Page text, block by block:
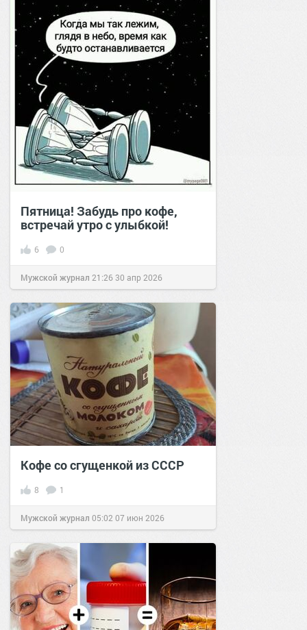
Пятница! Забудь про кофе,
встречай утро с улыбкой!
6 0
Мужской журнал 21:26 30 апр 2026
Кофе со сгущенкой из СССР
8 1
Мужской журнал 05:02 07 июн 2026